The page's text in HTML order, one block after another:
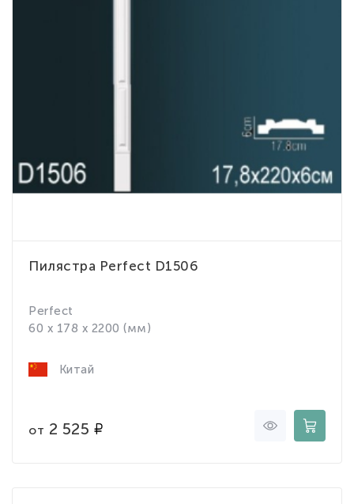
Пилястра Perfect D1506
Perfect
60 x 178 x 2200 (мм)
Китай
от 2 525